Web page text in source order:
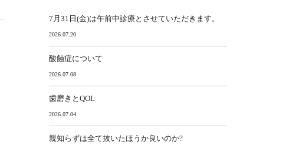
7月31日(金)は午前中診療とさせていただきます。
2026.07.20
酸蝕症について
2026.07.08
歯磨きとQOL
2026.07.04
親知らずは全て抜いたほうか良いのか?